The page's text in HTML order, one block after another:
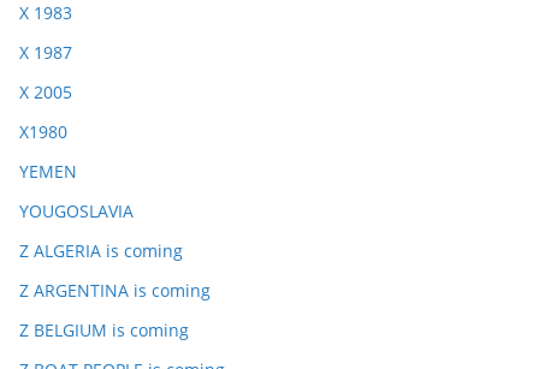
X 1983
X 1987
X 2005
X1980
YEMEN
YOUGOSLAVIA
Z ALGERIA is coming
Z ARGENTINA is coming
Z BELGIUM is coming